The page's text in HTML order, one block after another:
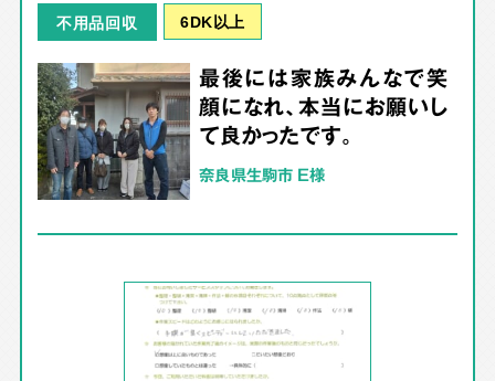
不用品回収 6DK以上
最後には家族みんなで笑
顔になれ、本当にお願いし
て良かったです。
奈良県生駒市 E様